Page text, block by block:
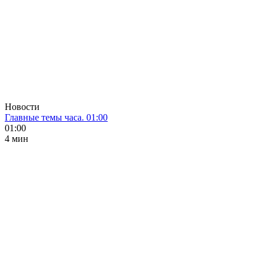
Новости
Главные темы часа. 01:00
01:00
4 мин